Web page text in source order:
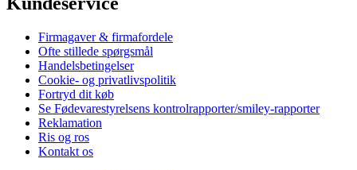
Firmagaver & firmafordele
Ofte stillede spørgsmål
Handelsbetingelser
Cookie- og privatlivspolitik
Fortryd dit køb
Se Fødevarestyrelsens kontrolrapporter/smiley-rapporter
Reklamation
Ris og ros
Kontakt os